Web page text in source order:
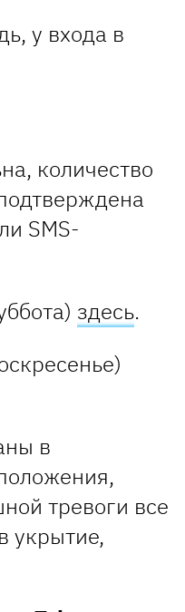
у входа в
количество
SMS-
здесь.
в
тревоги все
укрытие,